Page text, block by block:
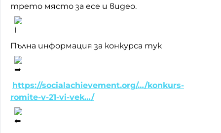
трето място за есе и видео.
Пълна информация за конкурса тук
https://socialachievement.org/…/konkurs-
romite-v-21-vi-vek…/